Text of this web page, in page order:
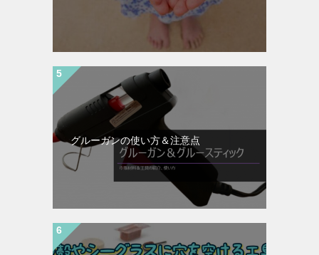
グルーガンの使い方＆注意点